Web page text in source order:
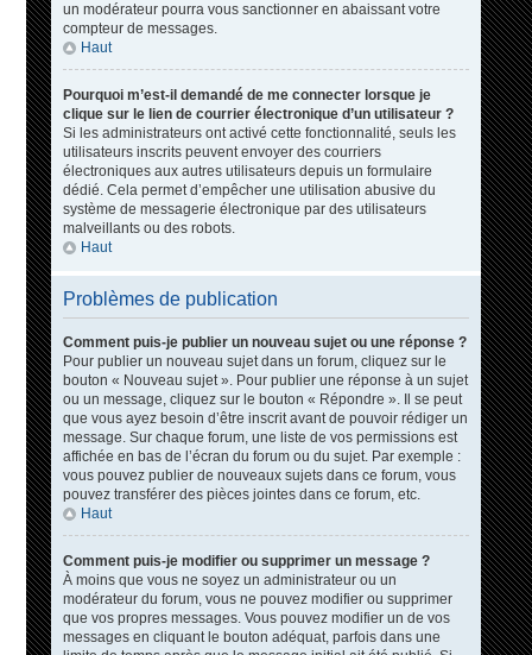
un modérateur pourra vous sanctionner en abaissant votre
compteur de messages.
Haut
Pourquoi m’est-il demandé de me connecter lorsque je
clique sur le lien de courrier électronique d’un utilisateur ?
Si les administrateurs ont activé cette fonctionnalité, seuls les
utilisateurs inscrits peuvent envoyer des courriers
électroniques aux autres utilisateurs depuis un formulaire
dédié. Cela permet d’empêcher une utilisation abusive du
système de messagerie électronique par des utilisateurs
malveillants ou des robots.
Haut
Problèmes de publication
Comment puis-je publier un nouveau sujet ou une réponse ?
Pour publier un nouveau sujet dans un forum, cliquez sur le
bouton « Nouveau sujet ». Pour publier une réponse à un sujet
ou un message, cliquez sur le bouton « Répondre ». Il se peut
que vous ayez besoin d’être inscrit avant de pouvoir rédiger un
message. Sur chaque forum, une liste de vos permissions est
affichée en bas de l’écran du forum ou du sujet. Par exemple :
vous pouvez publier de nouveaux sujets dans ce forum, vous
pouvez transférer des pièces jointes dans ce forum, etc.
Haut
Comment puis-je modifier ou supprimer un message ?
À moins que vous ne soyez un administrateur ou un
modérateur du forum, vous ne pouvez modifier ou supprimer
que vos propres messages. Vous pouvez modifier un de vos
messages en cliquant le bouton adéquat, parfois dans une